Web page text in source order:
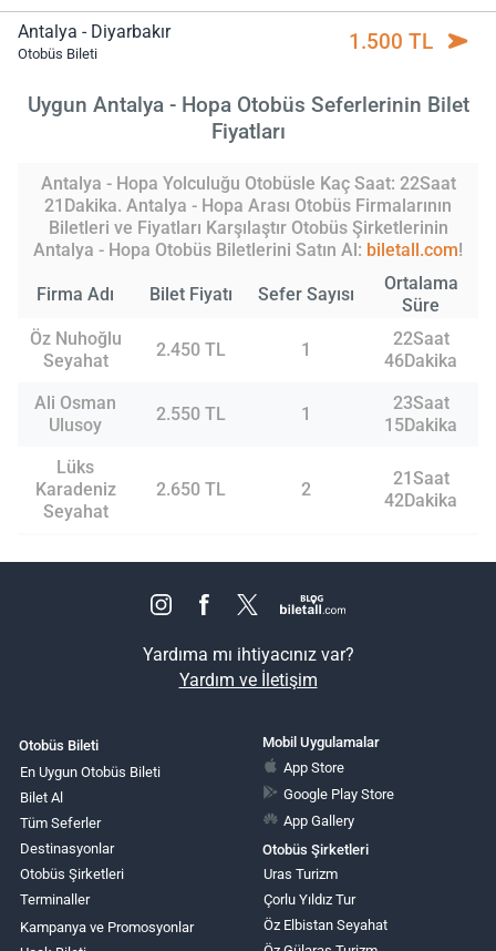
Antalya - Diyarbakır
Otobüs Bileti 1.500 TL
Uygun Antalya - Hopa Otobüs Seferlerinin Bilet
Fiyatları
Antalya - Hopa Yolculuğu Otobüsle Kaç Saat: 22Saat
21Dakika. Antalya - Hopa Arası Otobüs Firmalarının
Biletleri ve Fiyatları Karşılaştır Otobüs Şirketlerinin
Antalya - Hopa Otobüs Biletlerini Satın Al: biletall.com!
Firma Adı Bilet Fiyatı Sefer Sayısı
Ortalama
Süre
Öz Nuhoğlu
Seyahat
2.450 TL 1
22Saat
46Dakika
Ali Osman
Ulusoy
2.550 TL 1
23Saat
15Dakika
Lüks
Karadeniz
Seyahat
2.650 TL 2
21Saat
42Dakika
Yardıma mı ihtiyacınız var?
Yardım ve İletişim
Otobüs Bileti
En Uygun Otobüs Bileti
Bilet Al
Tüm Seferler
Destinasyonlar
Otobüs Şirketleri
Terminaller
Kampanya ve Promosyonlar
Mobil Uygulamalar
App Store
Google Play Store
App Gallery
Otobüs Şirketleri
Uras Turizm
Çorlu Yıldız Tur
Öz Elbistan Seyahat